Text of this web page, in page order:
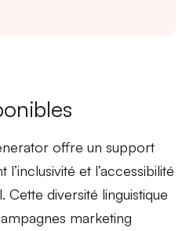
offre un support
l’inclusivité et l’accessibilité
diversité linguistique
marketing